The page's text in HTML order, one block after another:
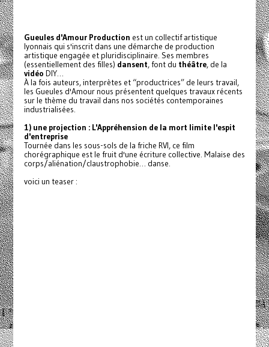
Gueules d'Amour Production est un collectif artistique
lyonnais qui s'inscrit dans une démarche de production
artistique engagée et pluridisciplinaire. Ses membres
(essentiellement des filles) dansent, font du théâtre, de la
vidéo DIY…
À la fois auteurs, interprètes et “productrices” de leurs travail,
les Gueules d'Amour nous présentent quelques travaux récents
sur le thème du travail dans nos sociétés contemporaines
industrialisées.
1) une projection : L'Appréhension de la mort limite l'espit
d'entreprise
Tournée dans les sous-sols de la friche RVI, ce film
chorégraphique est le fruit d'une écriture collective. Malaise des
corps/aliénation/claustrophobie… danse.
voici un teaser :